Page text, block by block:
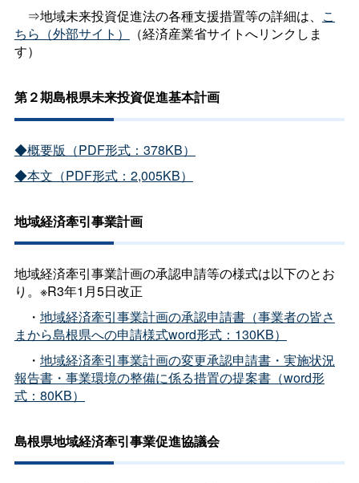
⇒地域未来投資促進法の各種支援措置等の詳細は、 こ
ちら（外部サイト）
（経済産業省サイトへリンクしま
す）
第２期島根県未来投資促進基本計画
◆概要版（PDF形式：378KB）
◆本文（PDF形式：2,005KB）
地域経済牽引事業計画
地域経済牽引事業計画の承認申請等の様式は以下のとお
り。※R3年1月5日改正
・ 地域経済牽引事業計画の承認申請書（事業者の皆さ
まから島根県への申請様式word形式：130KB）
・ 地域経済牽引事業計画の変更承認申請書・実施状況
報告書・事業環境の整備に係る措置の提案書（word形
式：80KB）
島根県地域経済牽引事業促進協議会